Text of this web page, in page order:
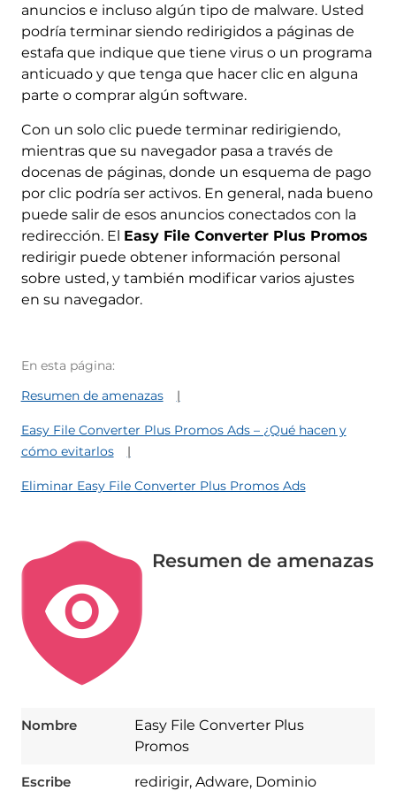
anuncios e incluso algún tipo de malware. Usted
podría terminar siendo redirigidos a páginas de
estafa que indique que tiene virus o un programa
anticuado y que tenga que hacer clic en alguna
parte o comprar algún software.
Con un solo clic puede terminar redirigiendo,
mientras que su navegador pasa a través de
docenas de páginas, donde un esquema de pago
por clic podría ser activos. En general, nada bueno
puede salir de esos anuncios conectados con la
redirección. El Easy File Converter Plus Promos
redirigir puede obtener información personal
sobre usted, y también modificar varios ajustes
en su navegador.
En esta página:
Resumen de amenazas
Easy File Converter Plus Promos Ads – ¿Qué hacen y
cómo evitarlos
Eliminar Easy File Converter Plus Promos Ads
Resumen de amenazas
Nombre
Easy File Converter Plus
Promos
Escribe
redirigir, Adware, Dominio